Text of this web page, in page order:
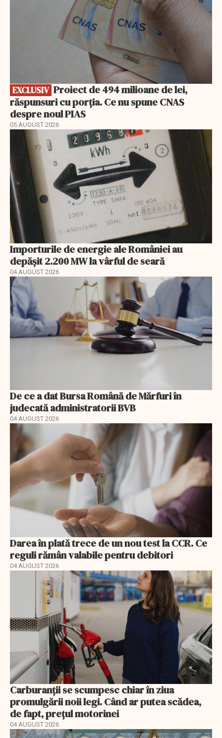
EXCLUSIV
răspunsuri cu porția. Ce nu spune CNAS
despre noul PIAS
05 AUGUST 2026
Importurile de energie ale României au
depășit 2.200 MW la vârful de seară
04 AUGUST 2026
De ce a dat Bursa Română de Mărfuri în
judecată administratorii BVB
04 AUGUST 2026
Darea în plată trece de un nou test la CCR. Ce
reguli rămân valabile pentru debitori
04 AUGUST 2026
Carburanții se scumpesc chiar în ziua
promulgării noii legi. Când ar putea scădea,
de fapt, prețul motorinei
04 AUGUST 2026